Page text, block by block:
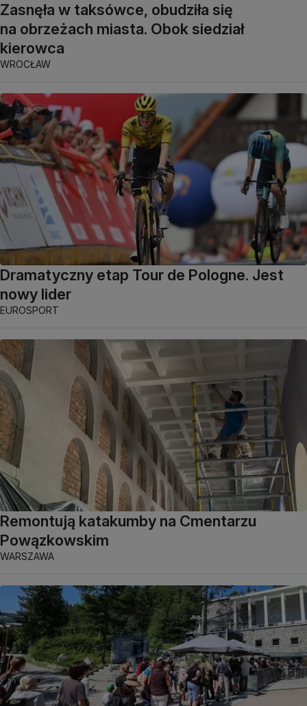
Zasnęła w taksówce, obudziła się
na obrzeżach miasta. Obok siedział
kierowca
WROCŁAW
Dramatyczny etap Tour de Pologne. Jest
nowy lider
EUROSPORT
Remontują katakumby na Cmentarzu
Powązkowskim
WARSZAWA